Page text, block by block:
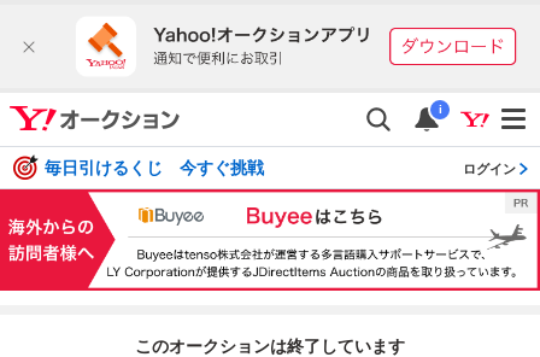
i
毎日引けるくじ 今すぐ挑戦 ログイン
このオークションは終了しています